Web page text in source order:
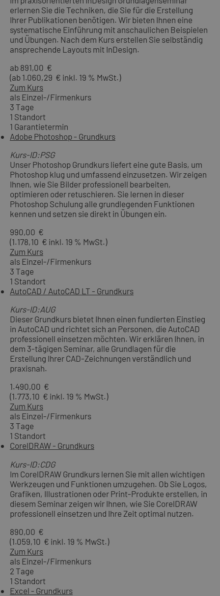
erlernen Sie die Techniken, die Sie für die Erstellung
Ihrer Publikationen benötigen. Wir bieten Ihnen eine
systematische Einführung mit anschaulichen Beispielen
und Übungen. Nach dem Kurs erstellen Sie selbständig
ansprechende Layouts mit InDesign.
ab 891,00 €
(ab 1.060,29 € inkl. 19 % MwSt.)
Zum Kurs
als Einzel-/Firmenkurs
3 Tage
1 Standort
1 Garantietermin
Adobe Photoshop - Grundkurs
Kurs-ID:PSG
Unser Photoshop Grundkurs liefert eine gute Basis, um
Photoshop klug und umfassend einzusetzen. Wir zeigen
Ihnen, wie Sie Bilder professionell bearbeiten,
optimieren oder retuschieren. Sie lernen in dieser
Photoshop Schulung alle grundlegenden Funktionen
kennen und setzen sie direkt in Übungen ein.
990,00 €
(1.178,10 € inkl. 19 % MwSt.)
Zum Kurs
als Einzel-/Firmenkurs
3 Tage
1 Standort
AutoCAD / AutoCAD LT - Grundkurs
Kurs-ID:AUG
Dieser Grundkurs bietet Ihnen einen fundierten Einstieg
in AutoCAD und richtet sich an Personen, die AutoCAD
professionell einsetzen möchten. Wir erklären Ihnen, in
dem 3-tägigen Seminar, alle Grundlagen für die
Erstellung Ihrer CAD-Zeichnungen verständlich und
praxisnah.
1.490,00 €
(1.773,10 € inkl. 19 % MwSt.)
Zum Kurs
als Einzel-/Firmenkurs
3 Tage
1 Standort
CorelDRAW - Grundkurs
Kurs-ID:CDG
Im CorelDRAW Grundkurs lernen Sie mit allen wichtigen
Werkzeugen und Funktionen umzugehen. Ob Sie Logos,
Grafiken, Illustrationen oder Print-Produkte erstellen, in
diesem Seminar zeigen wir Ihnen, wie Sie CorelDRAW
professionell einsetzen und Ihre Zeit optimal nutzen.
890,00 €
(1.059,10 € inkl. 19 % MwSt.)
Zum Kurs
als Einzel-/Firmenkurs
2 Tage
1 Standort
Excel - Grundkurs